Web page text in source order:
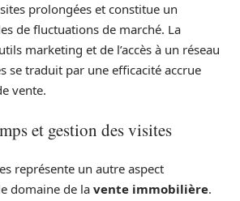
prolongées et constitue un
de fluctuations de marché. La
marketing et de l’accès à un réseau
se traduit par une efficacité accrue
vente.
et gestion des visites
représente un autre aspect
domaine de la vente immobilière.